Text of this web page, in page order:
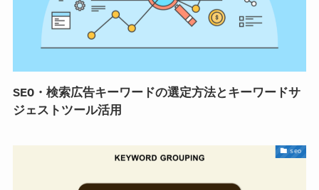
SEO・検索広告キーワードの選定方法とキーワードサ
ジェストツール活用
seo